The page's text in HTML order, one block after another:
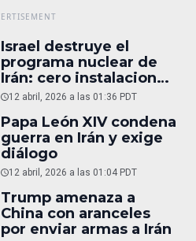
Israel destruye el
programa nuclear de
Irán: cero instalaciones
operativas
12 abril, 2026 a las 01:36 PDT
Papa León XIV condena
guerra en Irán y exige
diálogo
12 abril, 2026 a las 01:04 PDT
Trump amenaza a
China con aranceles
por enviar armas a Irán